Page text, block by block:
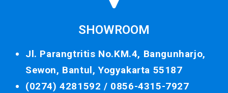
SHOWROOM
Jl. Parangtritis No.KM.4, Bangunharjo,
Sewon, Bantul, Yogyakarta 55187
(0274) 4281592 / 0856-4315-7927